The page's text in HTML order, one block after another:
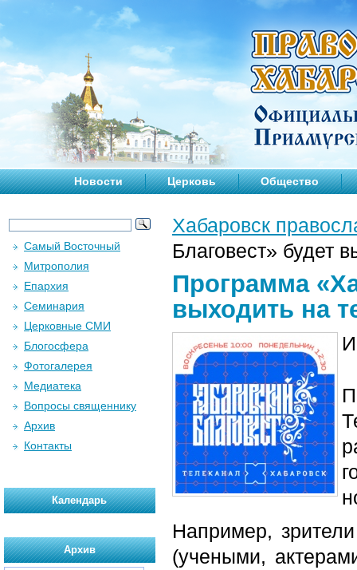
Новости Церковь Общество
Хабаровск
Благовест» будет
Программа
выходить на
Например,
(учеными,
Самый Восточный
Митрополия
Епархия
Семинария
Церковные СМИ
Блогосфера
Фотогалерея
Медиатека
Вопросы священнику
Архив
Контакты
Календарь
Архив